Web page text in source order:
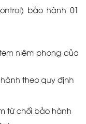
bảo hành 01
niêm phong của
theo quy định
từ chối bảo hành